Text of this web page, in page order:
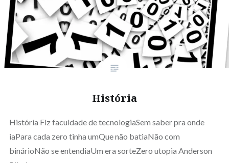
História
História Fiz faculdade de tecnologiaSem saber pra onde
iaPara cada zero tinha umQue não batiaNão com
binárioNão se entendiaUm era sorteZero utopia Anderson